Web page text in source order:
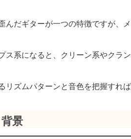
んだギターが一つの特徴ですが、
ス系になると、クリーン系やクラ
リズムパターンと音色を把握すれ
景